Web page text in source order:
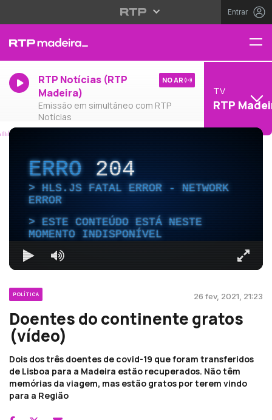
Entrar
RTP Notícias (RTP
Madeira)
Emissão em simultâneo com RTP
Notícias
NO AR
TV
RTP
ERRO204
HLS.JS FATAL ERROR - NETWORK
ERROR
ESTE CONTEÚDO ESTÁ NESTE
MOMENTO INDISPONÍVEL
POLÍTICA 26 fev, 2021, 21:23
Doentes do continente gratos
(vídeo)
Dois dos três doentes de covid-19 que foram transferidos
de Lisboa para a Madeira estão recuperados. Não têm
memórias da viagem, mas estão gratos por terem vindo
para a Região